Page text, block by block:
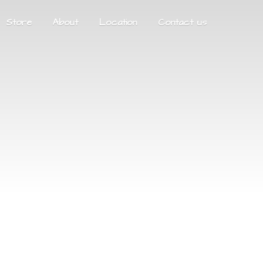
Store About Location Contact us